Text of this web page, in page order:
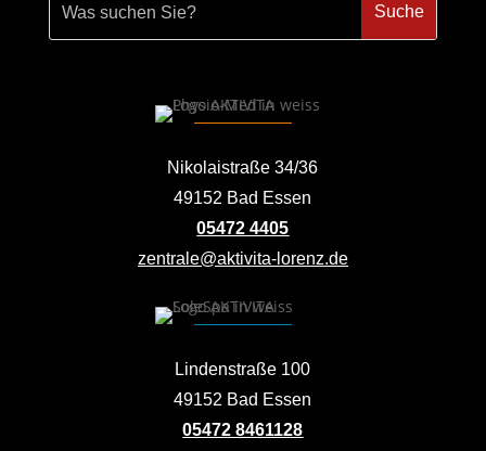
Nikolaistraße 34/36
49152 Bad Essen
05472 4405
zentrale@aktivita-lorenz.de
Lindenstraße 100
49152 Bad Essen
05472 8461128